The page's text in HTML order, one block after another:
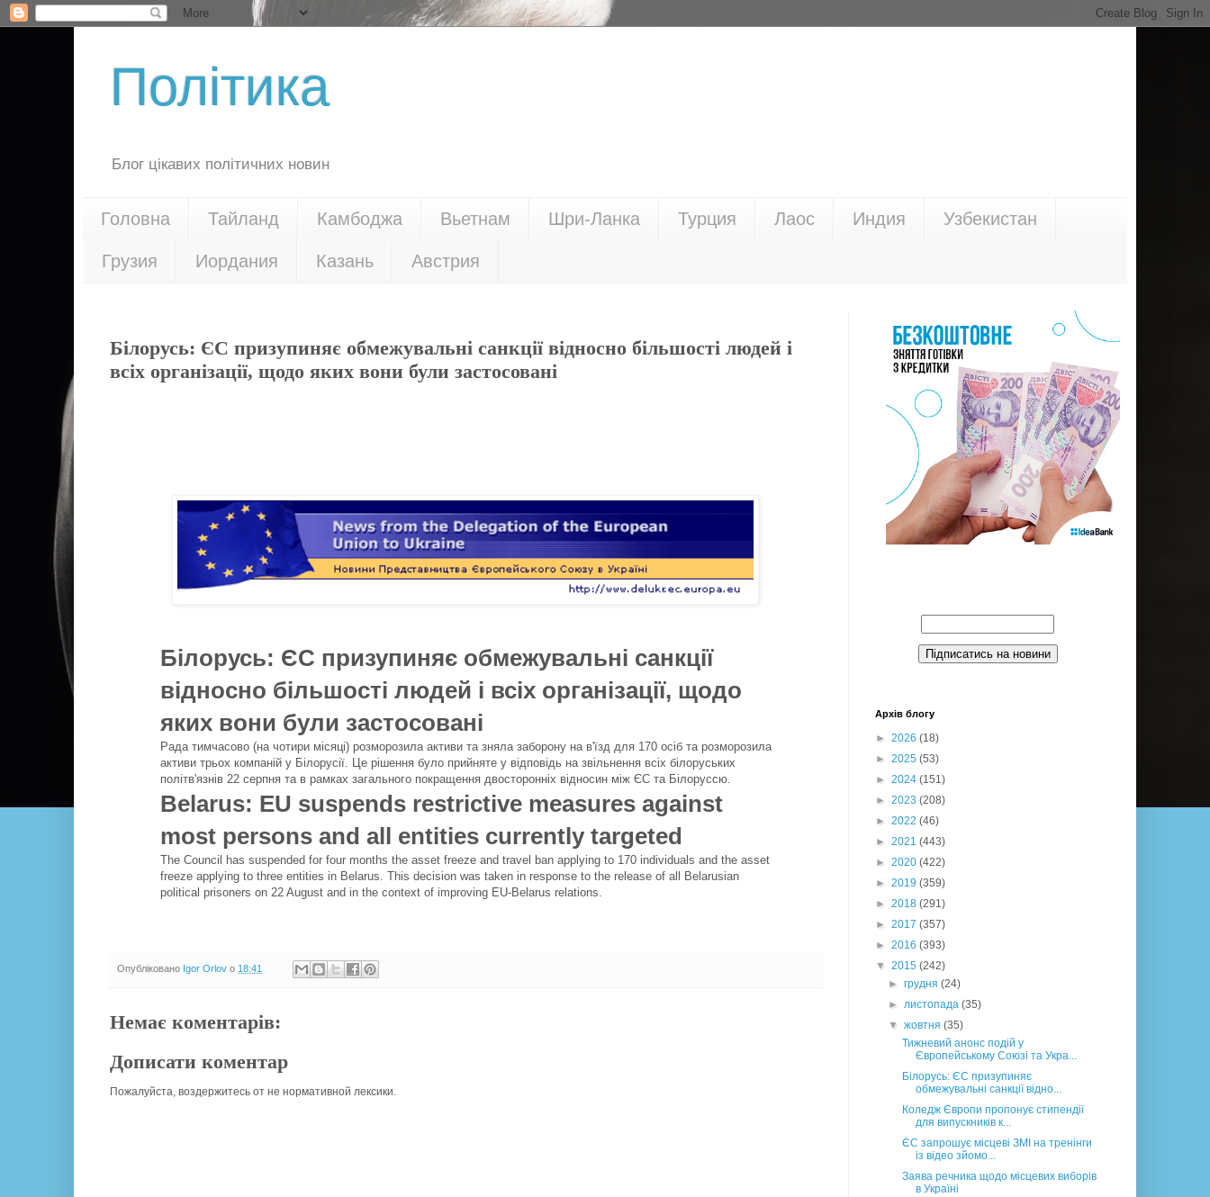
Політика
Блог цікавих політичних новин
Головна Тайланд Камбоджа Вьетнам Шри-Ланка Турция Лаос Индия Узбекистан
Грузия Иордания Казань Австрия
Білорусь: ЄС призупиняє обмежувальні санкції відносно більшості людей і
всіх організації, щодо яких вони були застосовані
Білорусь: ЄС призупиняє обмежувальні санкції
відносно більшості людей і всіх організації, щодо
яких вони були застосовані
Рада тимчасово (на чотири місяці) розморозила активи та зняла заборону на в'їзд для 170 осіб та розморозила
активи трьох компаній у Білорусії. Це рішення було прийняте у відповідь на звільнення всіх білоруських
політв'язнів 22 серпня та в рамках загального покращення двосторонніх відносин між ЄС та Білоруссю.
Belarus: EU suspends restrictive measures against
most persons and all entities currently targeted
The Council has suspended for four months the asset freeze and travel ban applying to 170 individuals and the asset
freeze applying to three entities in Belarus. This decision was taken in response to the release of all Belarusian
political prisoners on 22 August and in the context of improving EU-Belarus relations.
Опубліковано Igor Orlov о 18:41
Немає коментарів:
Дописати коментар
Пожалуйста, воздержитесь от не нормативной лексики.
Архів блогу
► 2026 (18)
► 2025 (53)
► 2024 (151)
► 2023 (208)
► 2022 (46)
► 2021 (443)
► 2020 (422)
► 2019 (359)
► 2018 (291)
► 2017 (357)
► 2016 (393)
▼ 2015 (242)
►грудня(24)
►листопада(35)
▼жовтня(35)
Тижневий анонс подій у
Європейському Союзі та Укра...
Білорусь: ЄС призупиняє
обмежувальні санкції відно...
Коледж Європи пропонує стипендії
для випускників к...
ЄС запрошує місцеві ЗМІ на тренінги
із відео зйомо...
Заява речника щодо місцевих виборів
в Україні